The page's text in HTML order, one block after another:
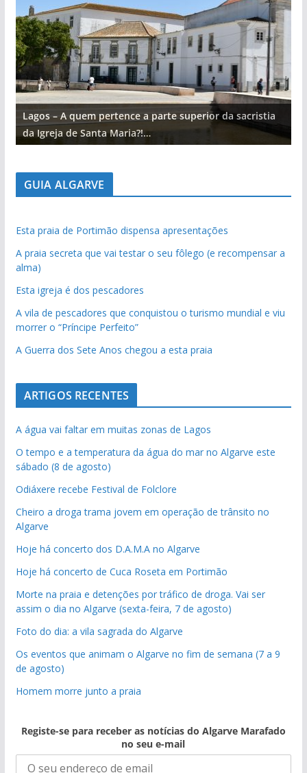
Lagos – A quem pertence a parte superior da sacristia
da Igreja de Santa Maria?!…
GUIA ALGARVE
Esta praia de Portimão dispensa apresentações
A praia secreta que vai testar o seu fôlego (e recompensar a
alma)
Esta igreja é dos pescadores
A vila de pescadores que conquistou o turismo mundial e viu
morrer o “Príncipe Perfeito”
A Guerra dos Sete Anos chegou a esta praia
ARTIGOS RECENTES
A água vai faltar em muitas zonas de Lagos
O tempo e a temperatura da água do mar no Algarve este
sábado (8 de agosto)
Odiáxere recebe Festival de Folclore
Cheiro a droga trama jovem em operação de trânsito no
Algarve
Hoje há concerto dos D.A.M.A no Algarve
Hoje há concerto de Cuca Roseta em Portimão
Morte na praia e detenções por tráfico de droga. Vai ser
assim o dia no Algarve (sexta-feira, 7 de agosto)
Foto do dia: a vila sagrada do Algarve
Os eventos que animam o Algarve no fim de semana (7 a 9
de agosto)
Homem morre junto a praia
Registe-se para receber as notícias do Algarve Marafado
no seu e-mail